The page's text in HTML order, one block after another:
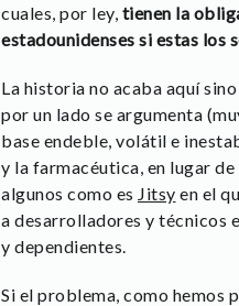
cuales, por ley, tienen la
estadounidenses si estas los
La historia no acaba aquí
por un lado se argumenta
base endeble, volátil e
y la farmacéutica, en lugar
algunos como es Jitsy en el
a desarrolladores y técnicos
y dependientes.
Si el problema, como hemos